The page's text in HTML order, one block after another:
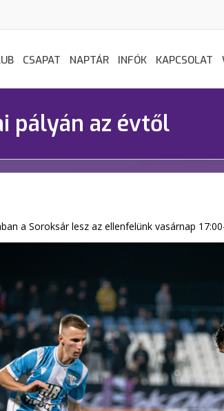
CSAPAT NAPTÁR INFÓK KAPCSOLAT
pályán az évtől
a Soroksár lesz az ellenfelünk vasárnap